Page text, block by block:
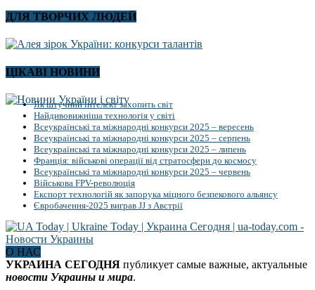
ДЛЯ ТВОРЧИХ ЛЮДЕЙ
ЦІКАВІ НОВИНИ
Як штучний інтелект захопить світ
Найдивовижніша технологія у світі
Всеукраїнські та міжнародні конкурси 2025 – вересень
Всеукраїнські та міжнародні конкурси 2025 – серпень
Всеукраїнські та міжнародні конкурси 2025 – липень
Франція: військові операції від стратосфери до космосу
Всеукраїнські та міжнародні конкурси 2025 – червень
Військова FPV-революція
Експорт технологій як запорука міцного безпекового альянсу
Євробачення-2025 виграв JJ з Австрії
О НАС
УКРАИНА СЕГОДНЯ публикует самые важные, актуальные
новости Украины и мира.